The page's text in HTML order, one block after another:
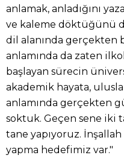
anlamak, anladığını
ve kaleme döktüğünü
dil alanında gerçekten
anlamında da zaten
başlayan sürecin
akademik hayata,
anlamında gerçekten
soktuk. Geçen sene iki
tane yapıyoruz. İnşallah
yapma hedefimiz var."